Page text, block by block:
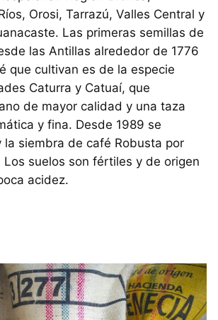
Orosi, Tarrazú, Valles Central y
Las primeras semillas de
las Antillas alrededor de 1776
que cultivan es de la especie
Caturra y Catuaí, que
de mayor calidad y una taza
y fina. Desde 1989 se
la siembra de café Robusta por
suelos son fértiles y de origen
acidez.